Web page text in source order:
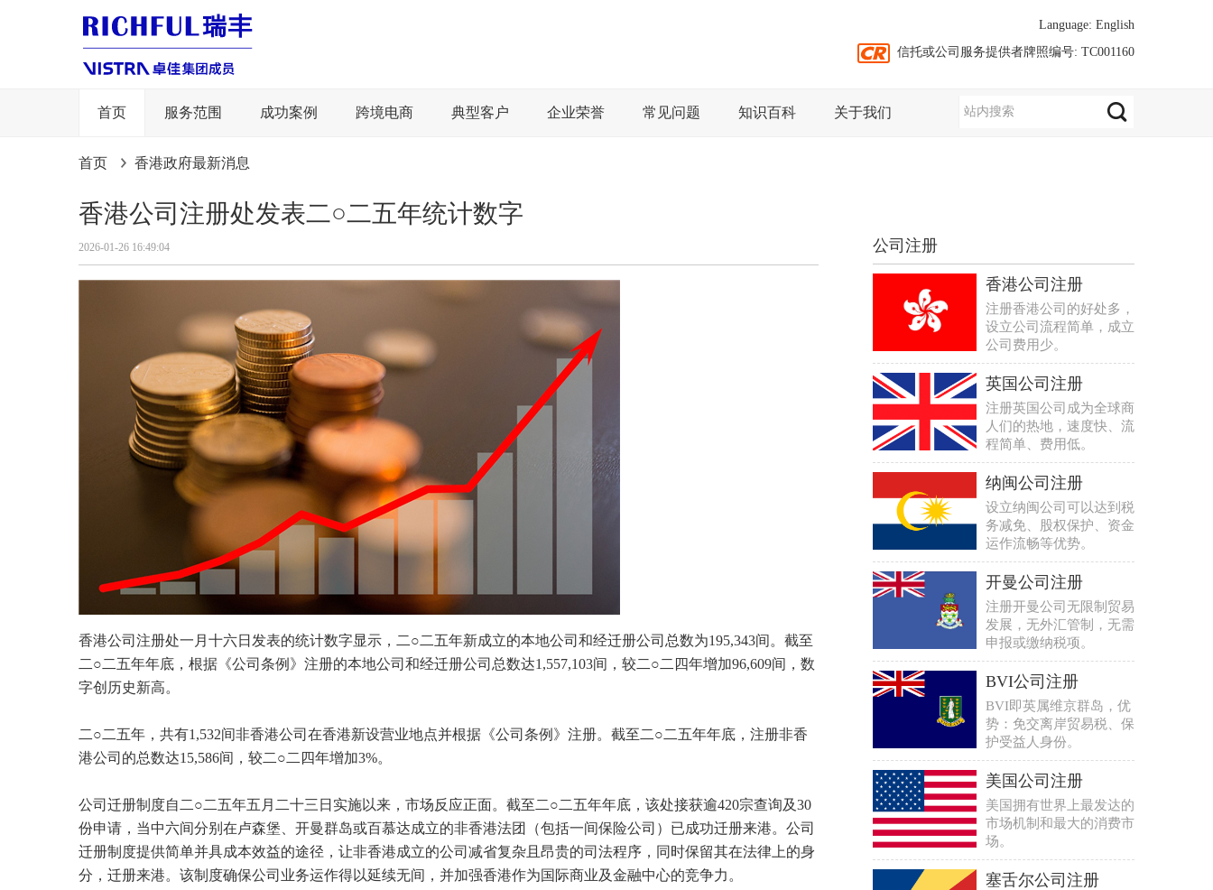
Language: English
信托或公司服务提供者牌照编号: TC001160
首页 服务范围 成功案例 跨境电商 典型客户 企业荣誉 常见问题 知识百科 关于我们
首页 香港政府最新消息
香港公司注册处发表二○二五年统计数字
2026-01-26 16:49:04
香港公司注册处一月十六日发表的统计数字显示，二○二五年新成立的本地公司和经迁册公司总数为195,343间。截至
二○二五年年底，根据《公司条例》注册的本地公司和经迁册公司总数达1,557,103间，较二○二四年增加96,609间，数
字创历史新高。
二○二五年，共有1,532间非香港公司在香港新设营业地点并根据《公司条例》注册。截至二○二五年年底，注册非香
港公司的总数达15,586间，较二○二四年增加3%。
公司迁册制度自二○二五年五月二十三日实施以来，市场反应正面。截至二○二五年年底，该处接获逾420宗查询及30
份申请，当中六间分别在卢森堡、开曼群岛或百慕达成立的非香港法团（包括一间保险公司）已成功迁册来港。公司
迁册制度提供简单并具成本效益的途径，让非香港成立的公司减省复杂且昂贵的司法程序，同时保留其在法律上的身
分，迁册来港。该制度确保公司业务运作得以延续无间，并加强香港作为国际商业及金融中心的竞争力。
公司注册
香港公司注册
注册香港公司的好处多，
设立公司流程简单，成立
公司费用少。
英国公司注册
注册英国公司成为全球商
人们的热地，速度快、流
程简单、费用低。
纳闽公司注册
设立纳闽公司可以达到税
务减免、股权保护、资金
运作流畅等优势。
开曼公司注册
注册开曼公司无限制贸易
发展，无外汇管制，无需
申报或缴纳税项。
BVI公司注册
BVI即英属维京群岛，优
势：免交离岸贸易税、保
护受益人身份。
美国公司注册
美国拥有世界上最发达的
市场机制和最大的消费市
场。
塞舌尔公司注册